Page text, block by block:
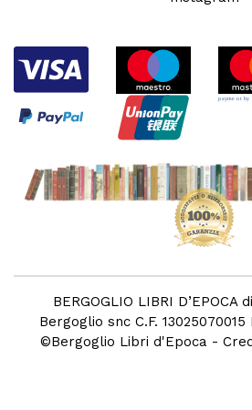
BERGOGLIO LIBRI D’EPOCA
Bergoglio snc C.F. 13025070015
©Bergoglio Libri d'Epoca -